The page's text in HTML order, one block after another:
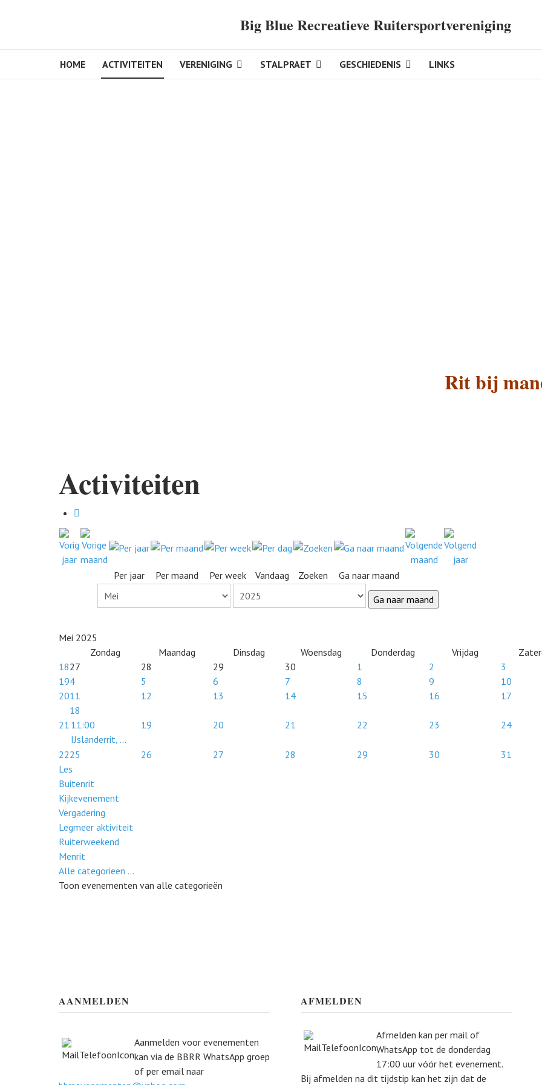
Big Blue Recreatieve Ruitersportvereniging
HOME ACTIVITEITEN VERENIGING STALPRAET GESCHIEDENIS LINKS
Rit bij
Activiteiten
Per jaar Per maand Per week Vandaag Zoeken
Ga naar maand
Ga naar maand
Mei 2025
Zondag
Maandag Dinsdag Woensdag Donderdag Vrijdag
1827 28 29 30 1 2
3
194 5 6 7 8 9
10
2011 12 13 14 15 16 17
21
18
11:00
IJslanderrit, ...
19 20 21 22 23 24
2225 26 27 28 29 30
31
Les
Buitenrit
Kijkevenement
Vergadering
Legmeer aktiviteit
Ruiterweekend
Menrit
Alle categorieën ...
Toon evenementen van alle categorieën
AANMELDEN
Aanmelden voor evenementen
kan via de BBRR WhatsApp groep
of per email naar
AFMELDEN
Afmelden kan per mail of
WhatsApp tot de donderdag
17:00 uur vóór het evenement.
Bij afmelden na dit tijdstip kan het zijn dat de